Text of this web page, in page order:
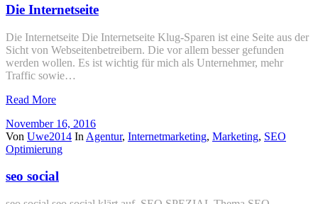
Die Internetseite
Die Internetseite Die Internetseite Klug-Sparen ist eine Seite aus der
Sicht von Webseitenbetreibern. Die vor allem besser gefunden
werden wollen. Es ist wichtig für mich als Unternehmer, mehr
Traffic sowie…
Read More
November 16, 2016
Von Uwe2014 In Agentur, Internetmarketing, Marketing, SEO
Optimierung
seo social